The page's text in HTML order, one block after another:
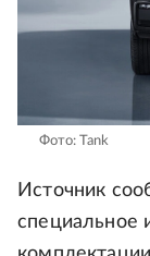
Фото: Tank
Источник
специальное